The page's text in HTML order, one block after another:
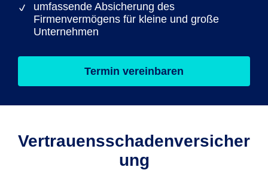
umfassende Absicherung des
Firmenvermögens für kleine und große
Unternehmen
Termin vereinbaren
Vertrauensschadenversicher
ung